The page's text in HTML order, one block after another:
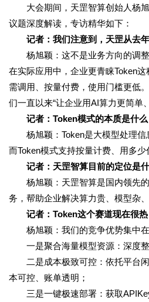
大会期间，天罡智算创始人杨
议题深度解读，专访精华如下：
记者：我们注意到，天罡从去
杨旭颖：这不是业务方向的调
在实际应用中，企业更青睐Token
需调用、按量付费，使用门槛更低
们一直以来“让企业用AI算力更简单
记者：Token模式的本质是什
杨旭颖：Token是大模型处理
而Token模式支持按量计费、用多
记者：天罡智算目前的定位是
杨旭颖：天罡智算是国内领先
务，帮助企业解决算力贵、模型杂
记者：Token这个赛道现在很
杨旭颖：我们的竞争优势集中
一是聚合海量模型资源：深度
二是成本极致可控：依托平台
本可控、账单透明；
三是一键极速部署：获取